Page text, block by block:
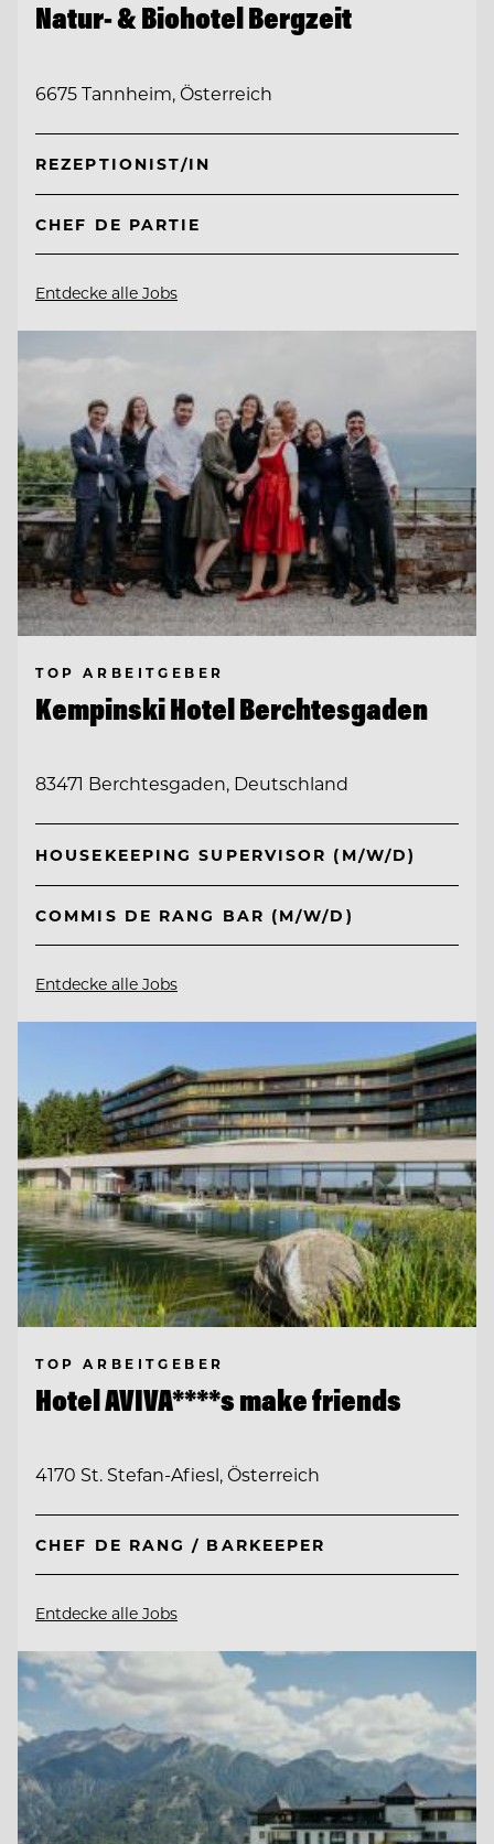
Natur- & Biohotel Bergzeit
6675 Tannheim, Österreich
REZEPTIONIST/IN
CHEF DE PARTIE
Entdecke alle Jobs
TOP ARBEITGEBER
Kempinski Hotel Berchtesgaden
83471 Berchtesgaden, Deutschland
HOUSEKEEPING SUPERVISOR (M/W/D)
COMMIS DE RANG BAR (M/W/D)
Entdecke alle Jobs
TOP ARBEITGEBER
Hotel AVIVA****s make friends
4170 St. Stefan-Afiesl, Österreich
CHEF DE RANG / BARKEEPER
Entdecke alle Jobs